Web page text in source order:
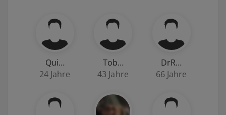
Qui…
24 Jahre
Tob…
43 Jahre
DrR…
66 Jahre